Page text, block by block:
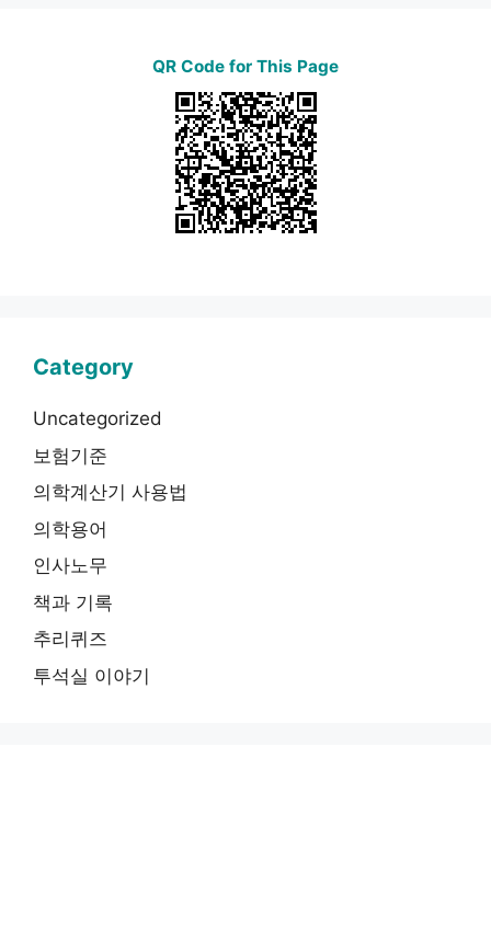
QR Code for This Page
Category
Uncategorized
보험기준
의학계산기 사용법
의학용어
인사노무
책과 기록
추리퀴즈
투석실 이야기